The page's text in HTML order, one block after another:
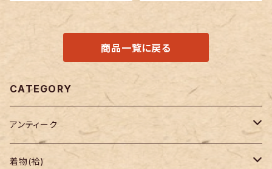
商品一覧に戻る
CATEGORY
アンティーク
着物
着物(袷)